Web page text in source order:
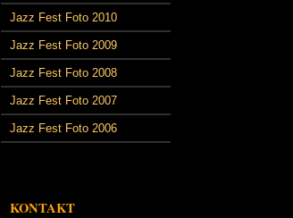
Jazz Fest Foto 2010
Jazz Fest Foto 2009
Jazz Fest Foto 2008
Jazz Fest Foto 2007
Jazz Fest Foto 2006
KONTAKT